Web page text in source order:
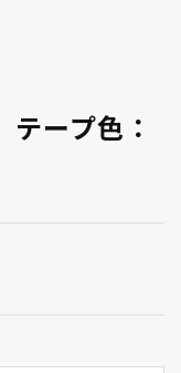
ープ色：